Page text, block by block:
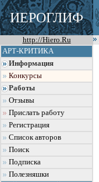
ИЕРОГЛИФ
http://Hiero.Ru
АРТ-КРИТИКА
Информация
Конкурсы
Работы
Отзывы
Прислать работу
Регистрация
Список авторов
Поиск
Подписка
Полезняшки